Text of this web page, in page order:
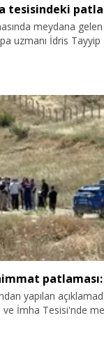
meydana
uzmanı İdris
yapılan
İmha Tesisi'nde